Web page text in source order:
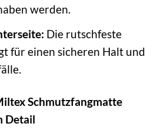
werden.
Die rutschfeste
für einen sicheren Halt und
Schmutzfangmatte
Detail